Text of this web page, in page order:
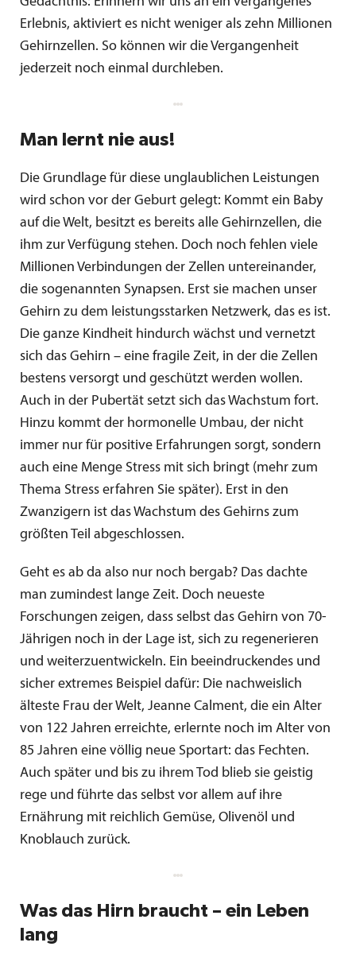
Erlebnis, aktiviert es nicht weniger als zehn Millionen
Gehirnzellen. So können wir die Vergangenheit
jederzeit noch einmal durchleben.
Man lernt nie aus!
Die Grundlage für diese unglaublichen Leistungen
wird schon vor der Geburt gelegt: Kommt ein Baby
auf die Welt, besitzt es bereits alle Gehirnzellen, die
ihm zur Verfügung stehen. Doch noch fehlen viele
Millionen Verbindungen der Zellen untereinander,
die sogenannten Synapsen. Erst sie machen unser
Gehirn zu dem leistungsstarken Netzwerk, das es ist.
Die ganze Kindheit hindurch wächst und vernetzt
sich das Gehirn – eine fragile Zeit, in der die Zellen
bestens versorgt und geschützt werden wollen.
Auch in der Pubertät setzt sich das Wachstum fort.
Hinzu kommt der hormonelle Umbau, der nicht
immer nur für positive Erfahrungen sorgt, sondern
auch eine Menge Stress mit sich bringt (mehr zum
Thema Stress erfahren Sie später). Erst in den
Zwanzigern ist das Wachstum des Gehirns zum
größten Teil abgeschlossen.
Geht es ab da also nur noch bergab? Das dachte
man zumindest lange Zeit. Doch neueste
Forschungen zeigen, dass selbst das Gehirn von 70-
Jährigen noch in der Lage ist, sich zu regenerieren
und weiterzuentwickeln. Ein beeindruckendes und
sicher extremes Beispiel dafür: Die nachweislich
älteste Frau der Welt, Jeanne Calment, die ein Alter
von 122 Jahren erreichte, erlernte noch im Alter von
85 Jahren eine völlig neue Sportart: das Fechten.
Auch später und bis zu ihrem Tod blieb sie geistig
rege und führte das selbst vor allem auf ihre
Ernährung mit reichlich Gemüse, Olivenöl und
Knoblauch zurück.
Was das Hirn braucht – ein Leben
lang